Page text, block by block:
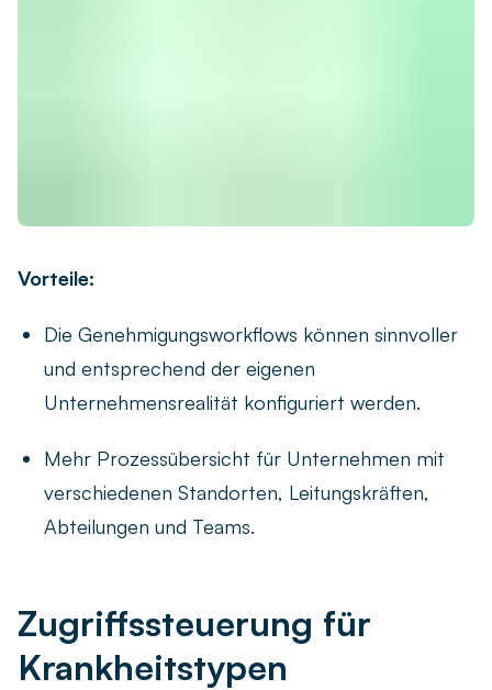
Vorteile:
Die Genehmigungsworkflows können sinnvoller
und entsprechend der eigenen
Unternehmensrealität konfiguriert werden.
Mehr Prozessübersicht für Unternehmen mit
verschiedenen Standorten, Leitungskräften,
Abteilungen und Teams.
Zugriffssteuerung für
Krankheitstypen